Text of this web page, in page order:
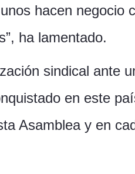
hacen negocio
ha lamentado.
sindical ante
en este
Asamblea y en